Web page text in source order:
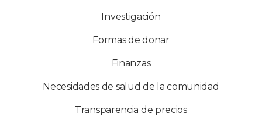
Investigación
Formas de donar
Finanzas
Necesidades de salud de la comunidad
Transparencia de precios